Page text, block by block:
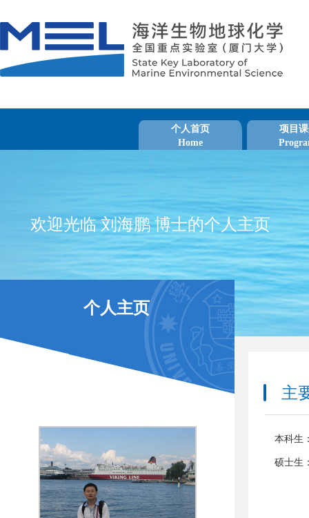
个人首页
Home
项目
欢迎光临 刘海鹏 博士的个人主页
个人主页
主
本科生
硕士生